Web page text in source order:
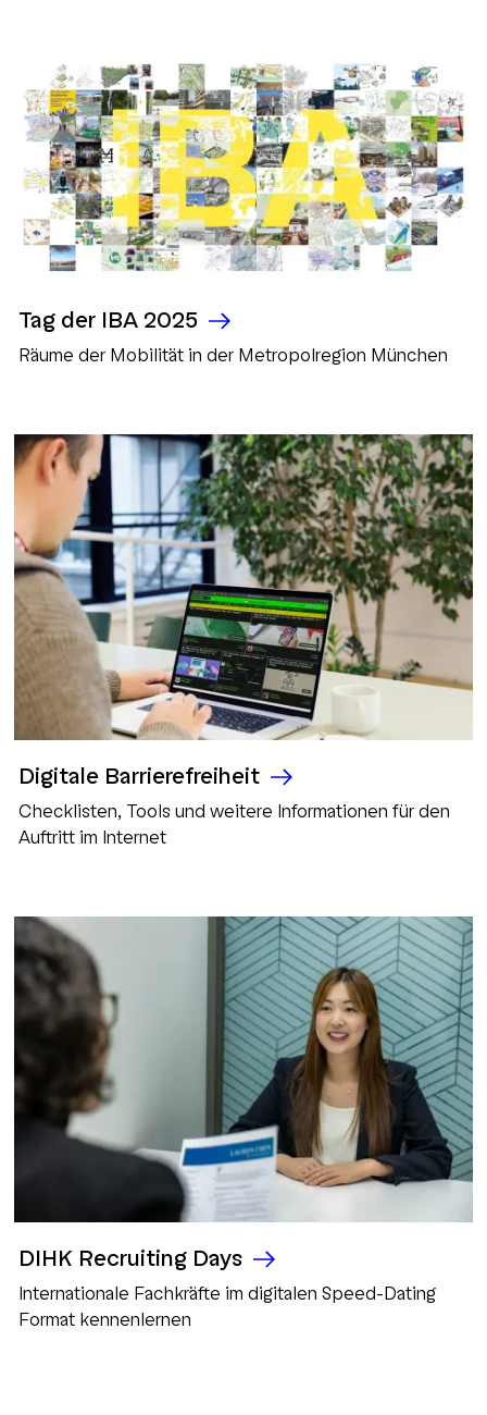
Tag der IBA 2025
Räume der Mobilität in der Metropolregion München
Digitale Barrierefreiheit
Checklisten, Tools und weitere Informationen für den
Auftritt im Internet
DIHK Recruiting Days
Internationale Fachkräfte im digitalen Speed-Dating
Format kennenlernen